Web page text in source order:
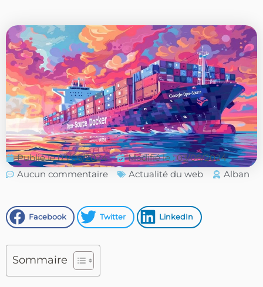
Publié le 03/06/2024
Modifié le : 03/06/2024
Aucun commentaire
Actualité du web Alban
Facebook Twitter LinkedIn
Sommaire